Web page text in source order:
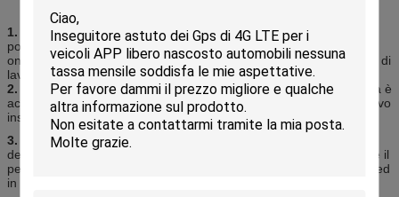
1. dispositivo dell'inseguitore di GPS dell'automobile di temperatura
posiziona e che segue: Tramite la piattaforma di posizionamento
online o il telefono cellulare individua a volte ed ottengono lo stato di
lavoro. Potete scegliere la piattaforma di posizionamento da solo.
2. fare scattare l'allarme di emergenza: Quando c'è un'emergenza è
accaduto sul veicolo, potete mettere sopra il bottone ed il dispositivo
installato spedirà l'allarme ai numeri autorizzati.
3.
petrolio e circuitodi
dell' di
: potete controllare il
petrolio ed il circuito tramite dispositivo da SMS dentro dovunque ed
in qualunque momento.